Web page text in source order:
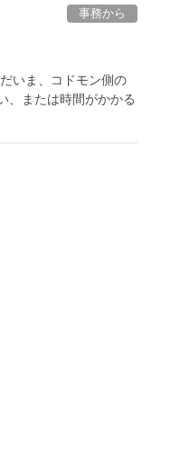
事務から
いま、コドモン側の
、または時間がかかる